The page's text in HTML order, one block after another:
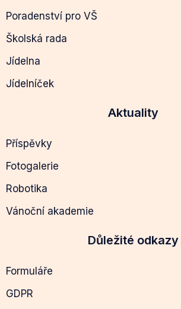
Poradenství pro VŠ
Školská rada
Jídelna
Jídelníček
Aktuality
Příspěvky
Fotogalerie
Robotika
Vánoční akademie
Důležité odkazy
Formuláře
GDPR